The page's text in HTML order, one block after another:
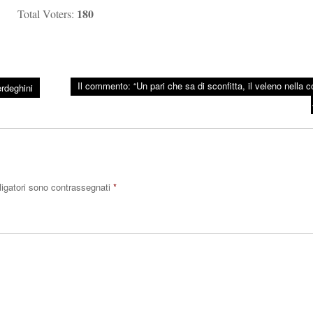
Total Voters: 180
Il commento: “Un pari che sa di sconfitta, il veleno nella
sono contrassegnati *